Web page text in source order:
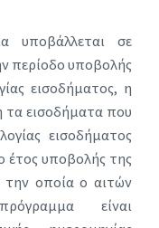
υποβάλλεται σε
περίοδο υποβολής
εισοδήματος, η
τα εισοδήματα που
εισοδήματος
έτος υποβολής της
την οποία ο αιτών
είναι